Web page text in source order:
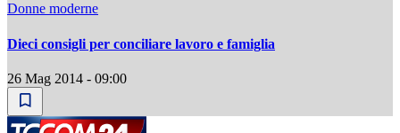
Donne moderne
Dieci consigli per conciliare lavoro e famiglia
26 Mag 2014 - 09:00